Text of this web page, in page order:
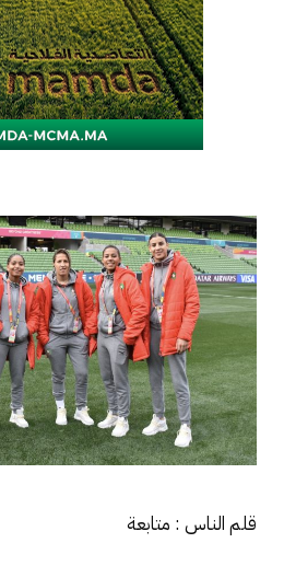
قلم الناس : متابعة